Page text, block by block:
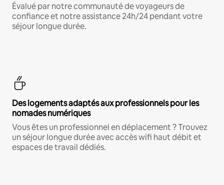
Évalué par notre communauté de voyageurs de
confiance et notre assistance 24h/24 pendant votre
séjour longue durée.
Des logements adaptés aux professionnels pour les
nomades numériques
Vous êtes un professionnel en déplacement ? Trouvez
un séjour longue durée avec accès wifi haut débit et
espaces de travail dédiés.